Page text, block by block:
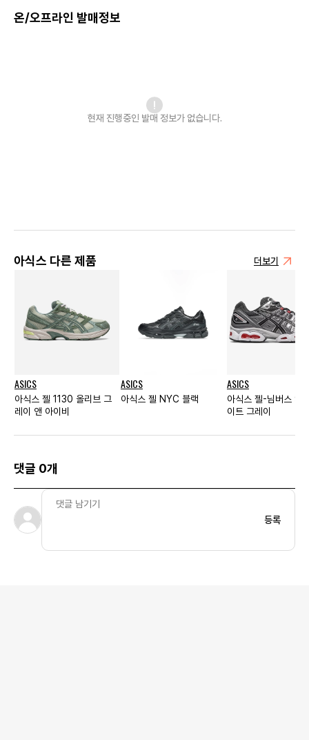
온/오프라인 발매정보
현재 진행중인 발매 정보가 없습니다.
아식스 다른 제품 더보기
ASICS
아식스 젤 1130 올리브 그
레이 앤 아이비
ASICS
아식스 젤 NYC 블랙
ASICS
아식스 젤-님버스 9
이트 그레이
댓글 0개
등록